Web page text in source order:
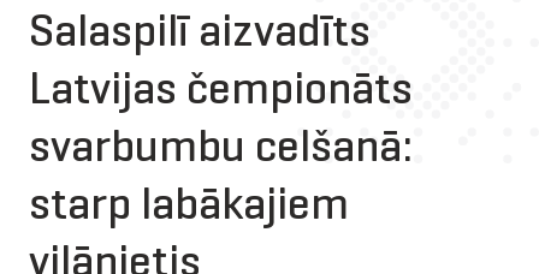
Salaspilī aizvadīts
Latvijas čempionāts
svarbumbu celšanā:
starp labākajiem
viļānietis